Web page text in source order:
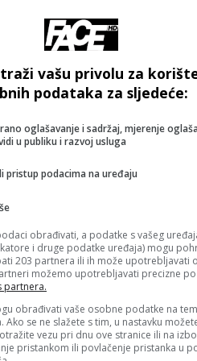
Iako
na Kipru,
Federaciju
Bešliću:
je bio cijeli
parolom
bh. legende!
Halid je
sam se nadao
traži vašu privolu za
podataka za sljedeće:
oglašavanje i sadržaj, mjerenje
u publiku i razvoj usluga
pristup podacima na uređaju
obrađivati, a podatke s vašeg
i druge podatke uređaja) mogu
203 partnera ili ih može upotrebljavati
možemo upotrebljavati precizne
partnera.
obrađivati vaše osobne podatke na
Ako se ne slažete s tim, u nastavku
vezu pri dnu ove stranice ili na
pristankom ili povlačenje pristanka u